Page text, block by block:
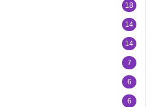
18
14
14
7
6
6